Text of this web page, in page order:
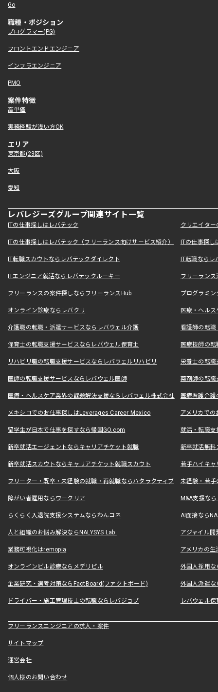
Go
職種・ポジション
プログラマー(PG)
フロントエンドエンジニア
インフラエンジニア
PMO
案件特徴
高単価
実務経験が浅い方OK
エリア
東京都(23区)
大阪
愛知
レバレジーズグループ関連サイト一覧
ITの仕事探しはレバテック クリエイタ
ITの仕事探しはレバテック（フリーランス向けサービス紹介） ITの仕事探
IT転職スカウトならレバテックダイレクト IT転職なら
ITエンジニア就活ならレバテックルーキー フリーラン
フリーランスの案件探しならフリーランスHub プログラミ
オンライン診療ならレバクリ 医療・ヘル
介護職の転職・派遣サービスならレバウェル介護 看護師の転
保育士の転職支援サービスならレバウェル保育士 医療技師の
リハビリ職の転職支援サービスならレバウェルリハビリ 栄養士の転
医師の転職支援サービスならレバウェル医師 薬剤師の転
医療・ヘルスケア業界の課題解決支援ならレバウェル株式会社 医療看護介
メキシコでのお仕事探しはLeverages Career Mexico アメリカで
留学生が日本で仕事を探すなら帰国GO.com 就活・転職
新卒就活エージェントならキャリアチケット就職 新卒就活無料
新卒就活スカウトならキャリアチケット就職スカウト 若手ハイキ
フリーター・既卒・未経験の就職・再就職ならハタラクティブ 未経験・若手
障がい者雇用ならワークリア M&A支援な
らくらく入退院支援システムならわんコネ AI面接なら
人と組織のお悩み解決ならNALYSYS Lab. アジャイル
業務可視化はremopia アメリカの
オンラインピル診療ならメデリピル 外国人採用
企業研究・選考対策ならFactBoard(ファクトボード) 外国人派遣な
ドライバー・施工管理技士の転職ならレバジョブ レバウェル
フリーランスエンジニアの求人・案件
サイトマップ
運営会社
個人様のお問い合わせ